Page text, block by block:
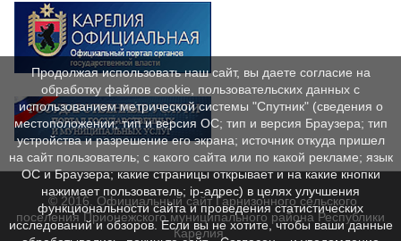
© 2016. Официальный сайт Гарнизонного сельского
поселения Прионежского муниципального района Республики
Карелия.
Продолжая использовать наш сайт, вы даете согласие на
обработку файлов cookie, пользовательских данных с
использованием метрической системы "Спутник" (сведения о
местоположении; тип и версия ОС; тип и версия Браузера; тип
устройства и разрешение его экрана; источник откуда пришел
на сайт пользователь; с какого сайта или по какой рекламе; язык
ОС и Браузера; какие страницы открывает и на какие кнопки
нажимает пользователь; ip-адрес) в целях улучшения
функциональности сайта и проведения статистических
исследований и обзоров. Если вы не хотите, чтобы ваши данные